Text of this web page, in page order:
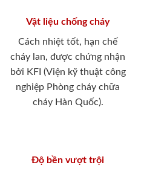
Vật liệu chống cháy
Cách nhiệt tốt, hạn chế
cháy lan, được chứng nhận
bởi KFI (Viện kỹ thuật công
nghiệp Phòng cháy chữa
cháy Hàn Quốc).
Độ bền vượt trội